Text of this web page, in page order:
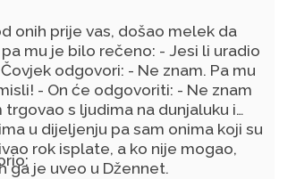
onih prije vas, došao melek da
mu je bilo rečeno: - Jesi li uradio
odgovori: - Ne znam. Pa mu
- On će odgovoriti: - Ne znam
trgovao s ljudima na dunjaluku i
u dijeljenju pa sam onima koji su
rok isplate, a ko nije mogao,
ga je uveo u Džennet.